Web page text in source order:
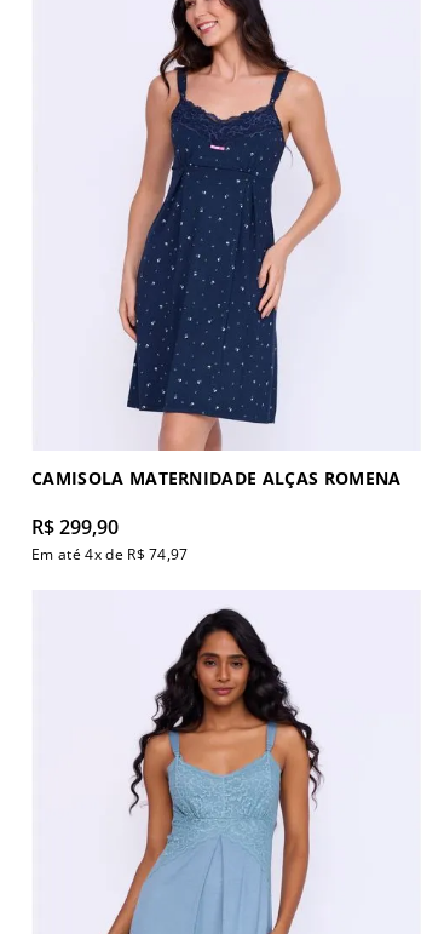
Off white
Azul Marinho
Azul Claro
Verde Claro
Cinza Chumbo
Azul Indigo
GG
EGG
P 1
EG
CAMISOLA MATERNIDADE ALÇAS ROMENA
R$299,90
Em até4x de R$ 74,97